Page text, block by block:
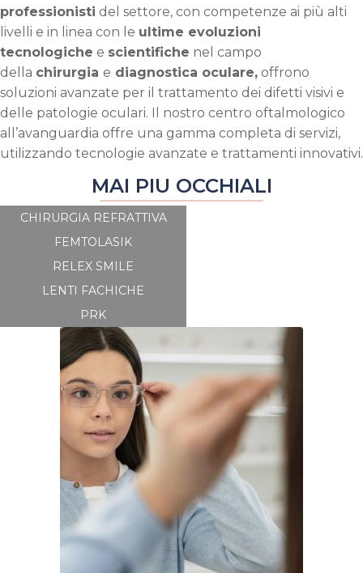
professionisti del settore, con competenze ai più alti
livelli e in linea con le ultime evoluzioni
tecnologiche e scientifiche nel campo
della chirurgia e diagnostica oculare, offrono
soluzioni avanzate per il trattamento dei difetti visivi e
delle patologie oculari. Il nostro centro oftalmologico
all’avanguardia offre una gamma completa di servizi,
utilizzando tecnologie avanzate e trattamenti innovativi.
MAI PIU OCCHIALI
CHIRURGIA REFRATTIVA
FEMTOLASIK
RELEX SMILE
LENTI FACHICHE
PRK